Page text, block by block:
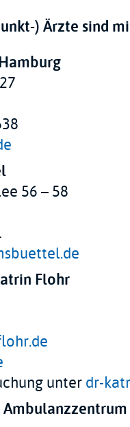
) Ärzte sind
56 – 58
Flohr
unterdr-